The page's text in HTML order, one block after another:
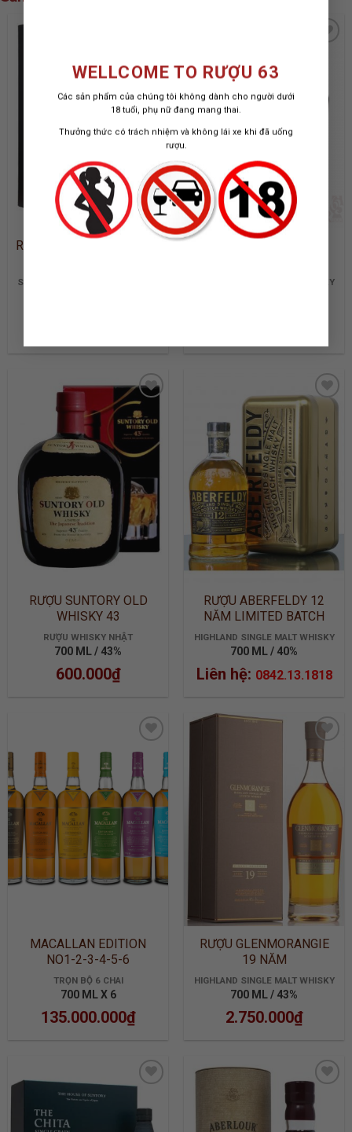
WELLCOME TO RƯỢU 63
Các sản phẩm của chúng tôi không dành cho người dưới
18 tuổi, phụ nữ đang mang thai.
Thưởng thức có trách nhiệm và không lái xe khi đã uống
rượu.
WISHLIST
RƯỢU YAMAZAKI 25 NĂM
SINGLE MALT JAPANESE WHISKY
WISHLIST
SPEYSIDE SINGLE MALT WHISKY
ADD TO
WISHLIST
RƯỢU SUNTORY OLD
WHISKY 43
RƯỢU WHISKY NHẬT
700 ML / 43%
600.000₫
ADD TO
WISHLIST
RƯỢU ABERFELDY 12
NĂM LIMITED BATCH
2905
HIGHLAND SINGLE MALT WHISKY
700 ML / 40%
Liên hệ: 0842.13.1818
ADD TO
WISHLIST
MACALLAN EDITION
NO1-2-3-4-5-6
TRỌN BỘ 6 CHAI
700 ML X 6
135.000.000₫
ADD TO
WISHLIST
RƯỢU GLENMORANGIE
19 NĂM
HIGHLAND SINGLE MALT WHISKY
700 ML / 43%
2.750.000₫
ADD TO